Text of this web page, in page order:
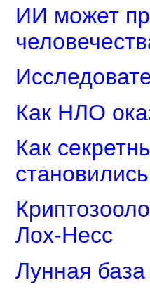
ИИ может
Как НЛО
Как
Лох-Несс
Лунная